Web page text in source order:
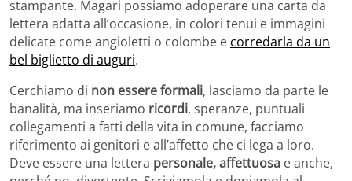
stampante. Magari possiamo adoperare una carta da
lettera adatta all’occasione, in colori tenui e immagini
delicate come angioletti o colombe e corredarla da un
bel biglietto di auguri.
Cerchiamo di non essere formali, lasciamo da parte le
banalità, ma inseriamo ricordi, speranze, puntuali
collegamenti a fatti della vita in comune, facciamo
riferimento ai genitori e all’affetto che ci lega a loro.
Deve essere una lettera personale, affettuosa e anche,